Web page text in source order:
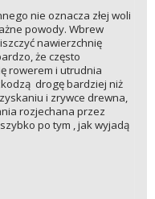
nie oznacza złej woli
powody. Wbrew
nawierzchnię
że często
rowerem i utrudnia
drogę bardziej niż
i zrywce drewna,
rozjechana przez
po tym , jak wyjadą